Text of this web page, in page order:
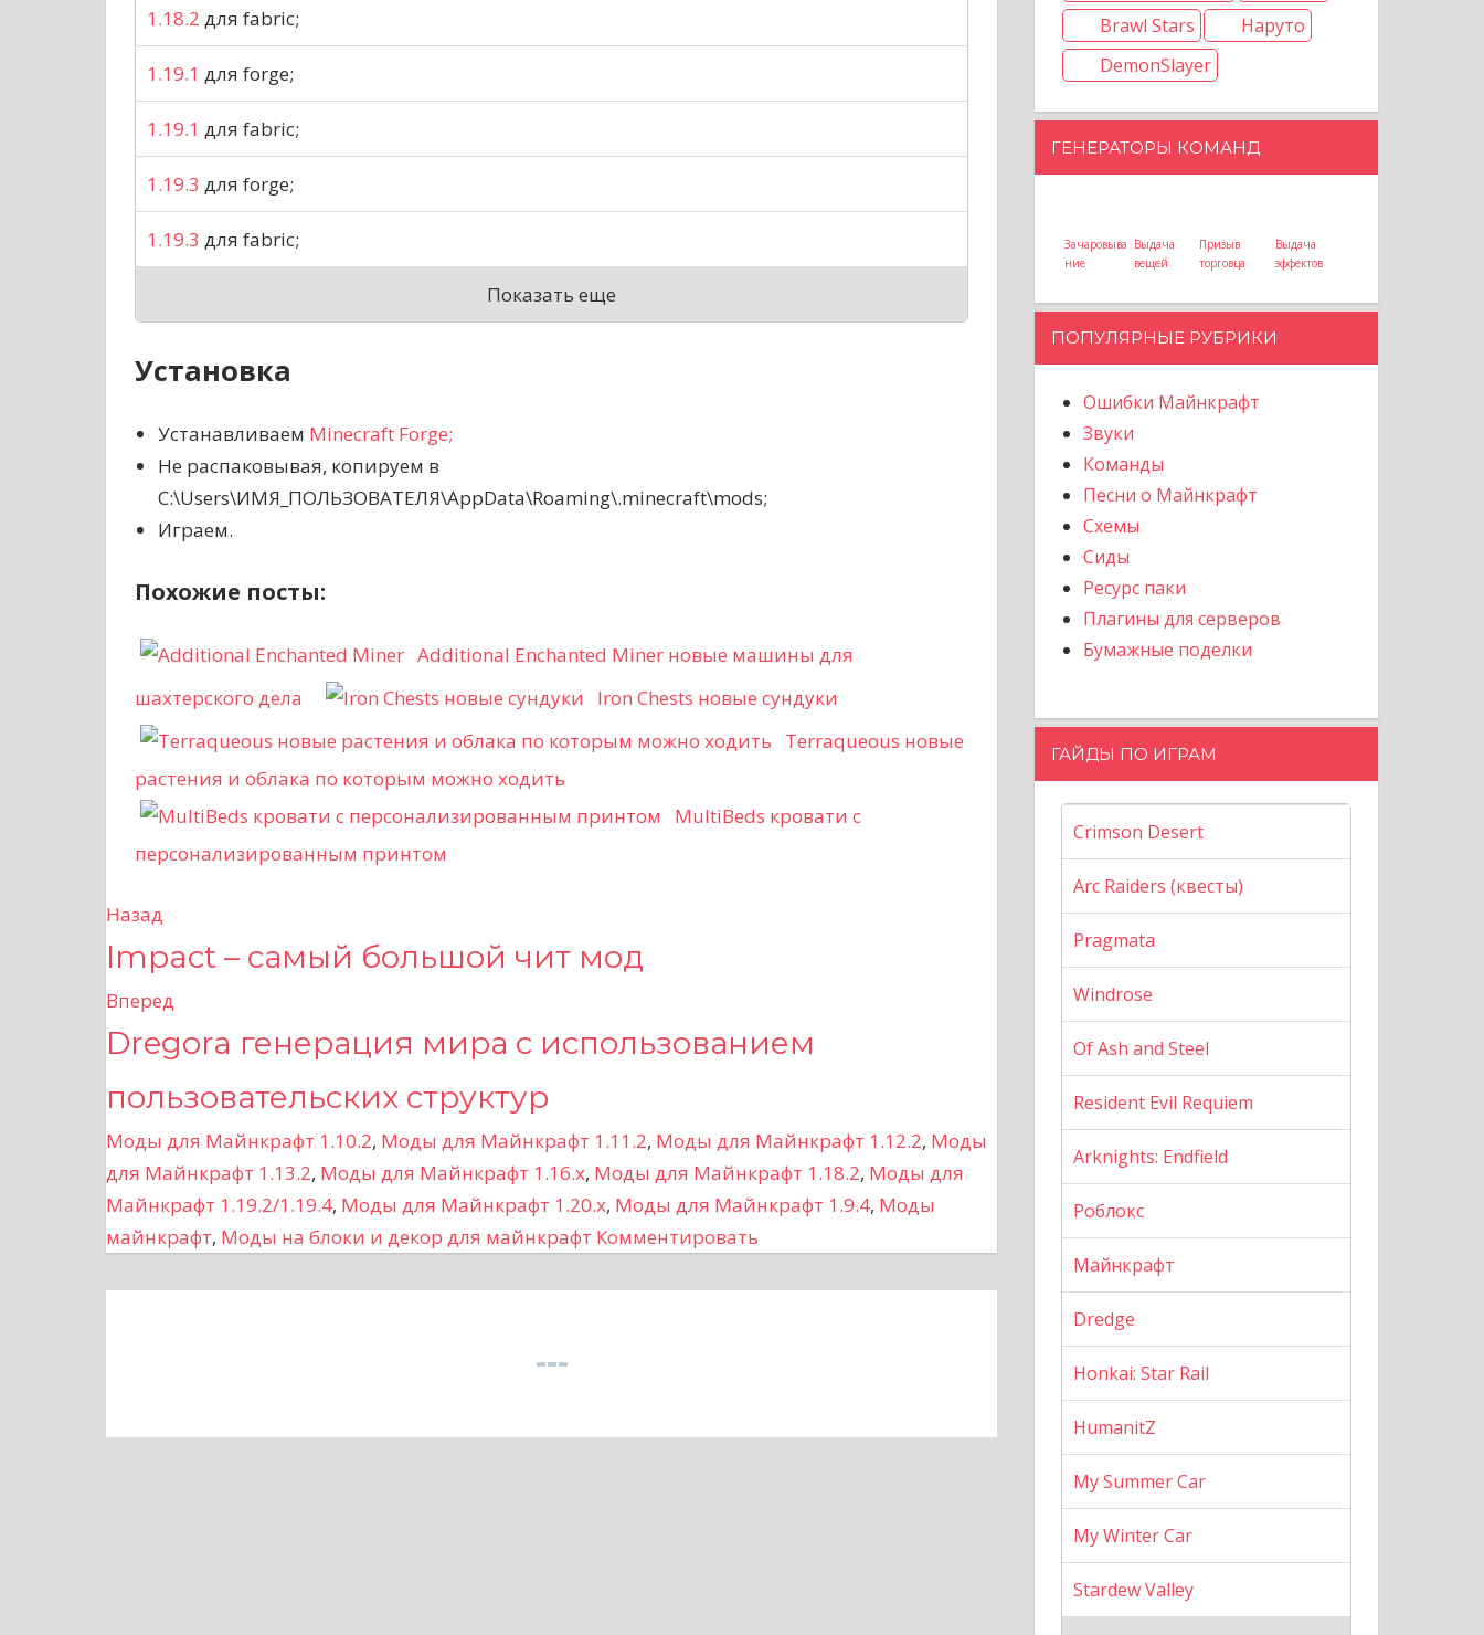
1.18.2 для fabric;
1.19.1 для forge;
1.19.1 для fabric;
1.19.3 для forge;
1.19.3 для fabric;
Показать еще
Установка
Устанавливаем Minecraft Forge;
Не распаковывая, копируем в
C:\Users\ИМЯ_ПОЛЬЗОВАТЕЛЯ\AppData\Roaming\.minecraft\mods;
Играем.
Похожие посты:
Additional Enchanted Miner новые машины для
шахтерского дела
Iron Chests новые сундуки
Terraqueous новые
растения и облака по которым можно ходить
MultiBeds кровати с
персонализированным принтом
Н
а
в
и
г
а
ц
и
Назад
Impact – самый большой чит мод
Вперед
Dregora генерация мира с использованием
пользовательских структур
Моды для Майнкрафт 1.10.2, Моды для Майнкрафт 1.11.2, Моды для Майнкрафт 1.12.2, Моды
для Майнкрафт 1.13.2, Моды для Майнкрафт 1.16.x, Моды для Майнкрафт 1.18.2, Моды для
Майнкрафт 1.19.2/1.19.4, Моды для Майнкрафт 1.20.x, Моды для Майнкрафт 1.9.4, Моды
майнкрафт, Моды на блоки и декор для майнкрафт Комментировать
Brawl Stars
Наруто
DemonSlayer
ГЕНЕРАТОРЫ КОМАНД
Зачаровыва
ние
Выдача
вещей
Призыв
торговца
Выдача
эффектов
ПОПУЛЯРНЫЕ РУБРИКИ
Ошибки Майнкрафт
Звуки
Команды
Песни о Майнкрафт
Схемы
Сиды
Ресурс паки
Плагины для серверов
Бумажные поделки
ГАЙДЫ ПО ИГРАМ
Crimson Desert
Arc Raiders (квесты)
Pragmata
Windrose
Of Ash and Steel
Resident Evil Requiem
Arknights: Endfield
Роблокс
Майнкрафт
Dredge
Honkai: Star Rail
HumanitZ
My Summer Car
My Winter Car
Stardew Valley